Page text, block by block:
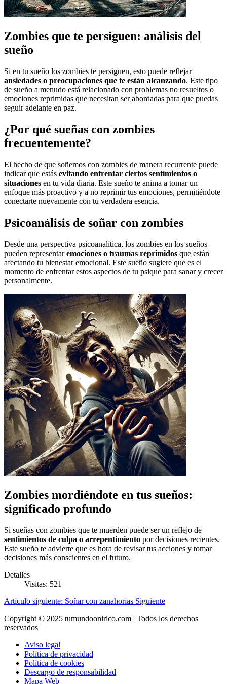
Zombies que te persiguen: análisis del
sueño
Si en tu sueño los zombies te persiguen, esto puede reflejar
ansiedades o preocupaciones que te están alcanzando. Este tipo
de sueño a menudo está relacionado con problemas no resueltos o
emociones reprimidas que necesitan ser abordadas para que puedas
seguir adelante en paz.
¿Por qué sueñas con zombies
frecuentemente?
El hecho de que soñemos con zombies de manera recurrente puede
indicar que estás evitando enfrentar ciertos sentimientos o
situaciones en tu vida diaria. Este sueño te anima a tomar un
enfoque más proactivo y a no reprimir tus emociones, permitiéndote
conectarte nuevamente con tu verdadera esencia.
Psicoanálisis de soñar con zombies
Desde una perspectiva psicoanalítica, los zombies en los sueños
pueden representaremociones o traumas reprimidos que están
afectando tu bienestar emocional. Este sueño sugiere que es el
momento de enfrentar estos aspectos de tu psique para sanar y crecer
personalmente.
Zombies mordiéndote en tus sueños:
significado profundo
Si sueñas con zombies que te muerden puede ser un reflejo de
sentimientos de culpa o arrepentimiento por decisiones recientes.
Este sueño te advierte que es hora de revisar tus acciones y tomar
decisiones más conscientes en el futuro.
Detalles
Visitas: 521
Artículo siguiente: Soñar con zanahorias Siguiente
Copyright © 2025 tumundoonirico.com | Todos los derechos
reservados
Aviso legal
Política de privacidad
Política de cookies
Descargo de responsabilidad
Mapa Web